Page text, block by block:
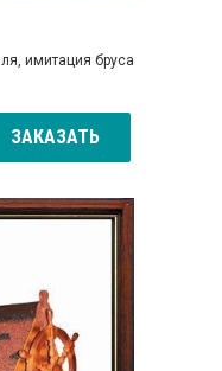
имитация бруса
ЗАКАЗАТЬ